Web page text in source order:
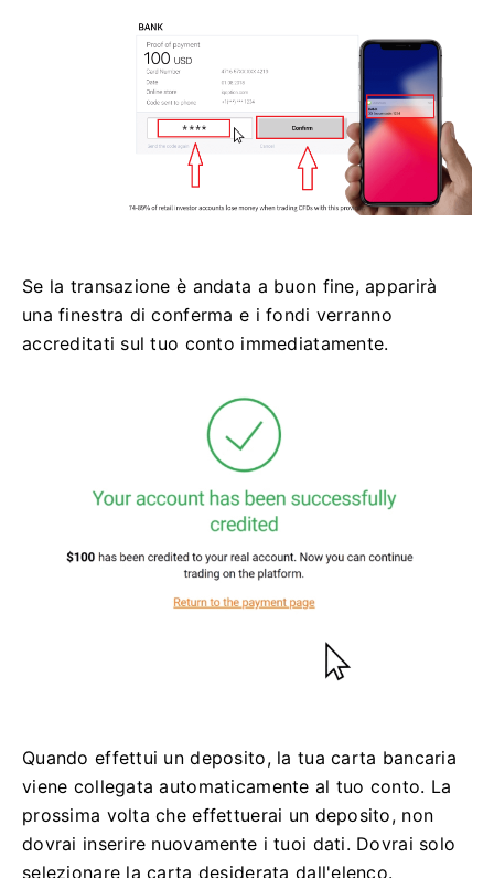
Se la transazione è andata a buon fine, apparirà
una finestra di conferma e i fondi verranno
accreditati sul tuo conto immediatamente.
Quando effettui un deposito, la tua carta bancaria
viene collegata automaticamente al tuo conto. La
prossima volta che effettuerai un deposito, non
dovrai inserire nuovamente i tuoi dati. Dovrai solo
selezionare la carta desiderata dall'elenco.